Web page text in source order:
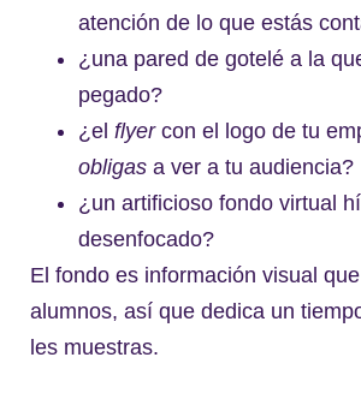
atención de lo que estás
¿una pared de gotelé a la
pegado?
¿el flyercon el logo de tu
obligas a ver a tu audiencia?
¿un artificioso fondo virtual
desenfocado?
El fondo es información visual
alumnos, así que dedica un
les muestras.